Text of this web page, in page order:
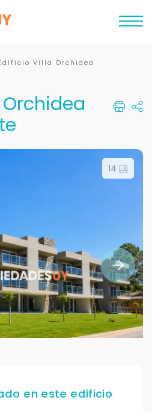
Villa Orchidea
14
en este edificio